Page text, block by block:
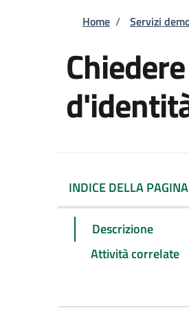
Briciole
Home / Servizi
INDICE DELLA PAGINA
Descrizione
Attività correlate